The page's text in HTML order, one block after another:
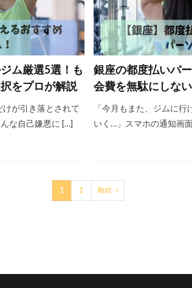
ム厳選5選！も
をプロが解説
けが引き落とされて
な自己嫌悪に […]
銀座の都度払いパ
会費を無駄にしな
「今月もまた、ジムに
いく…」スマホの通知画
1 2 Next